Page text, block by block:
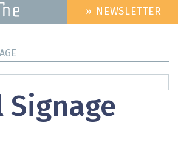
HEADER
MENU
» NEWSLETTER
Signage